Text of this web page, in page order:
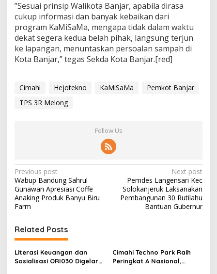
”Sesuai prinsip Walikota Banjar, apabila dirasa
cukup informasi dan banyak kebaikan dari
program KaMiSaMa, mengapa tidak dalam waktu
dekat segera kedua belah pihak, langsung terjun
ke lapangan, menuntaskan persoalan sampah di
Kota Banjar,” tegas Sekda Kota Banjar.[red]
Cimahi Hejotekno KaMiSaMa
Pemkot Banjar
TPS 3R Melong
Follow Us
P
o
s
n
a
v
Previous post
Wabup Bandung Sahrul
Gunawan Apresiasi Coffe
Anaking Produk Banyu Biru
Farm
Next post
Pemdes Langensari Kec
Solokanjeruk Laksanakan
Pembangunan 30 Rutilahu
Bantuan Gubernur
Related Posts
Literasi Keuangan dan
Sosialisasi ORI030 Digelar
Cimahi Techno Park Raih
Peringkat A Nasional,